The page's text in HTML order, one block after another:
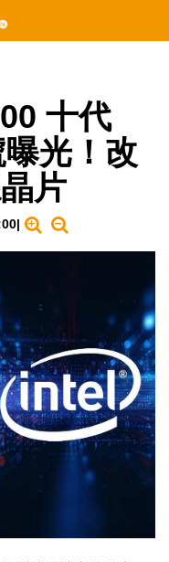
十代
光！改
片
|